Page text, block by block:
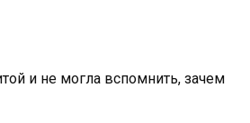
и не могла вспомнить, зачем